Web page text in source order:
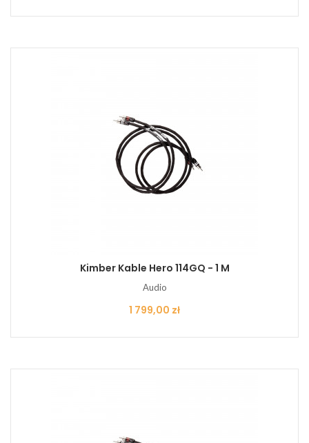
Kimber Kable Hero 114GQ - 1 M
Audio
Cena
1 799,00 zł